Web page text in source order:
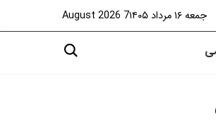
جمعه ۱۶ مرداد ۱۴۰۵ 7 August 2026